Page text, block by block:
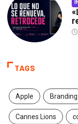
TAGS
Apple Branding
Cannes Lions